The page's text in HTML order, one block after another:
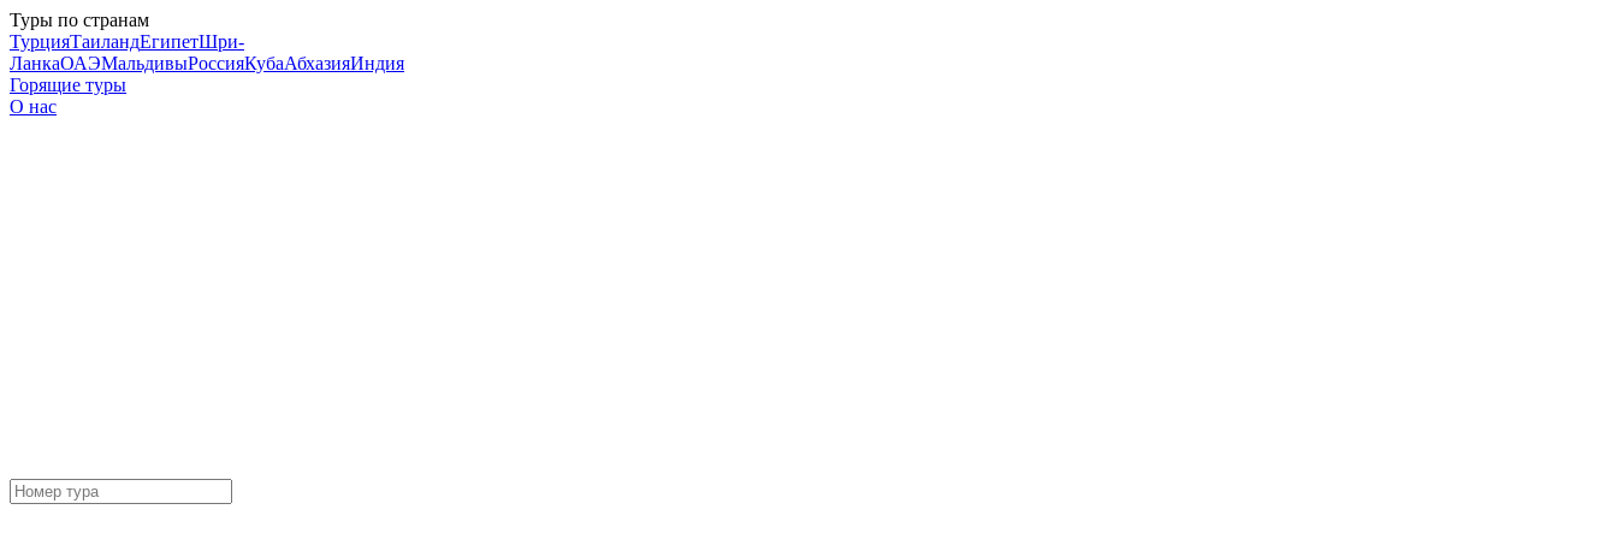
Туры по странам
ТурцияТаиландЕгипетШри-
ЛанкаОАЭМальдивыРоссияКубаАбхазияИндия
Горящие туры
О нас